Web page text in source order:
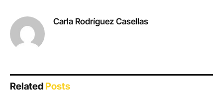
Carla Rodríguez Casellas
RelatedPosts